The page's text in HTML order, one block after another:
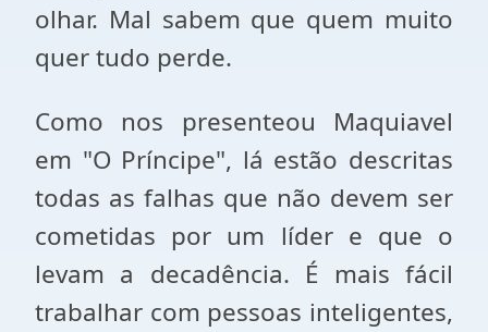
olhar. Mal sabem que quem muito
quer tudo perde.
Como nos presenteou Maquiavel
em "O Príncipe", lá estão descritas
todas as falhas que não devem ser
cometidas por um líder e que o
levam a decadência. É mais fácil
trabalhar com pessoas inteligentes,